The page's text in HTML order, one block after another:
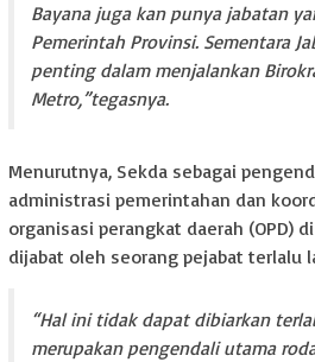
Bayana juga kan punya jabatan
Pemerintah Provinsi. Sementara
penting dalam menjalankan
Metro,”tegasnya.
Menurutnya, Sekda sebagai
administrasi pemerintahan dan
organisasi perangkat daerah (OPD)
dijabat oleh seorang pejabat terlalu
“Hal ini tidak dapat dibiarkan
merupakan pengendali utama